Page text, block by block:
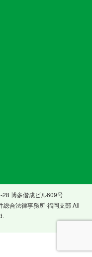
博多偕成ビル609号
合法律事務所-福岡支部 All